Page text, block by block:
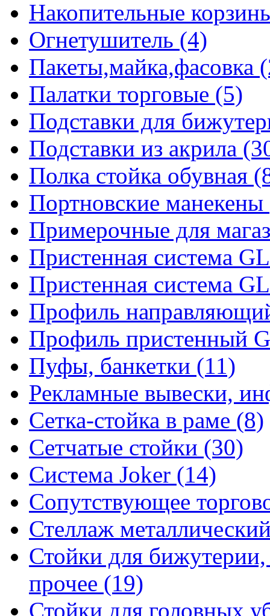
Накопительные
Огнетушитель (4)
Пакеты,майка,фасовка
Палатки торговые (5)
Подставки для
Подставки из акрила
Полка стойка обувная
Портновские манекены
Примерочные для
Пристенная система
Пристенная система
Профиль
Профиль пристенный
Пуфы, банкетки (11)
Рекламные вывески,
Сетка-стойка в раме (8)
Сетчатые стойки (30)
Система Joker (14)
Сопутствующее
Стеллаж
Стойки для
прочее (19)
Стойки для головных